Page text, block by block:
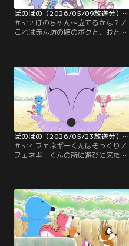
ぼのぼの（2026/05/09放送分）＃512
＃512 ぼのちゃん～立てるかな？／
これは赤ん坊の頃のボクと、おとう
だからだとぼのちゃんのおとうさん
は納得するのだった。遠くを見よう
と立ち上がったぼのちゃんに驚き、
やってきたシマリスちゃんに挨拶を
返すぼのちゃんに驚くぼのぼののお
とうさんで…。
ぼのぼの（2026/05/23放送分）＃514
＃514 フェネギーくんはそっくり／
フェネギーくんの所に遊びに来たぼ
リスくんが川に揺蕩っているドング
リを見て思い付いた歌なのだった。
歌に合わせて踊り出すフェネギー親
子。そこから踊りおどりになりたか
ったフェネギーくんのおとうさんの
過去が語られて…。